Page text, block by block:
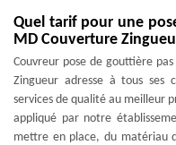
Quel tarif pour une
MD Couverture
Couvreur pose de gouttière
Zingueur adresse à tous ses
services de qualité au meilleur
appliqué par notre
mettre en place, du matériau